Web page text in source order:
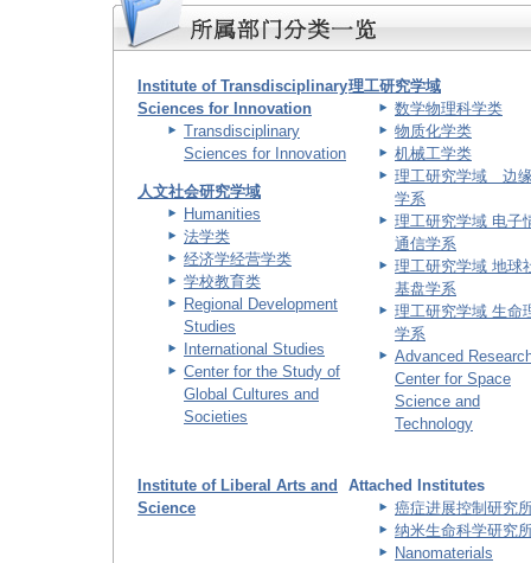
Institute of Transdisciplinary
Sciences for Innovation
Transdisciplinary
Sciences for Innovation
人文社会研究学域
Humanities
法学类
经济学经营学类
学校教育类
Regional Development
Studies
International Studies
Center for the Study of
Global Cultures and
Societies
理工研究学域
数学物理科学类
物质化学类
机械工学类
理工研究学域 边
学系
理工研究学域 电子
通信学系
理工研究学域 地球
基盘学系
理工研究学域 生命
学系
Advanced
Center for Space
Science and
Technology
Institute of Liberal Arts and
Science
Attached Institutes
癌症进展控制研究
纳米生命科学研究
Nanomaterials